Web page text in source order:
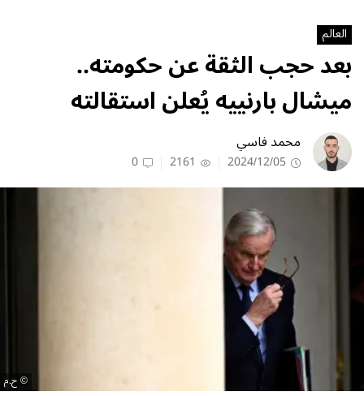
العالم
بعد حجب الثقة عن حكومته..
ميشال بارنييه يُعلن استقالته
محمد فاسي
2024/12/05
2161
0
ح.م